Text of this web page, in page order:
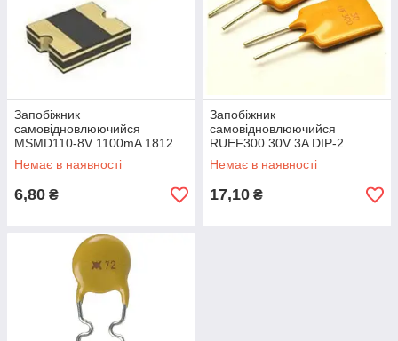
Запобіжник
самовідновлюючийся
MSMD110-8V 1100mA 1812
SMD
Немає в наявності
6,80 ₴
Запобіжник
самовідновлюючийся
RUEF300 30V 3A DIP-2
Немає в наявності
17,10 ₴